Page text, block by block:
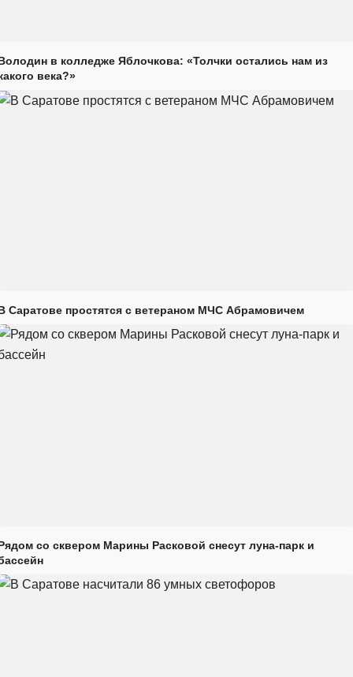
в колледже Яблочкова: «Толчки остались нам из
века?»
Саратове простятся с ветераном МЧС Абрамовичем
со сквером Марины Расковой снесут луна-парк и